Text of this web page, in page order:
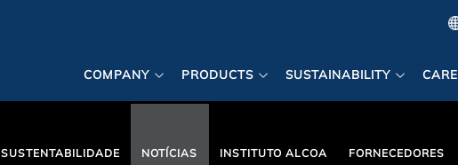
COMPANY PRODUCTS SUSTAINABILITY
SUSTENTABILIDADE NOTÍCIAS INSTITUTO ALCOA FORNECEDORES